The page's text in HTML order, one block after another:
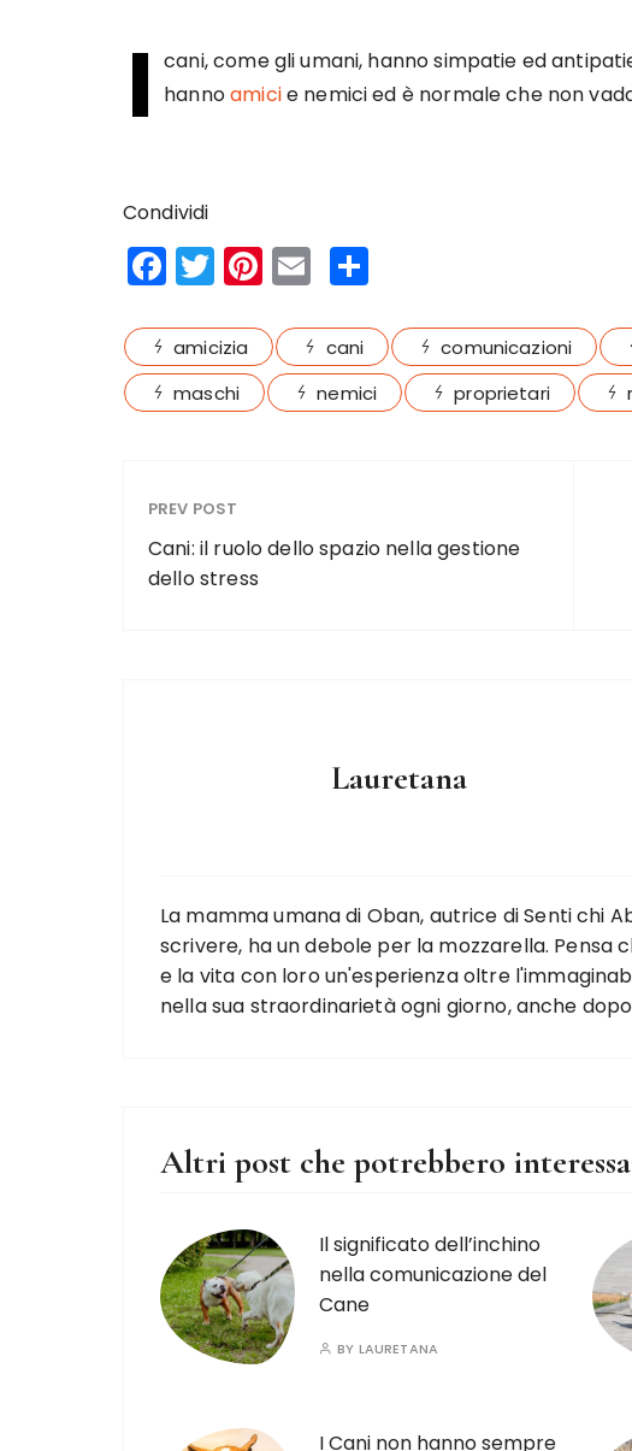
I cani, come gli umani, hanno simpatie ed
hannoamicie nemici ed è normale che non
Condividi
F
a
c
e
b
o
k
T
w
it
te
r
Pi
n
te
re
st
E
m
ai
l
a
re
amicizia cani comunicazioni
maschi
nemici proprietari
PREV POST
Cani: il ruolo dello spazio nella gestione
dello stress
Lauretana
La mamma umana di Oban, autrice di Senti chi
scrivere, ha un debole per la mozzarella. Pensa
e la vita con loro un'esperienza oltre
nella sua straordinarietà ogni giorno, anche
Altri post che potrebbero
Il significato dell’inchino
nella comunicazione del
Cane
BY LAURETANA
I Cani non hanno sempre